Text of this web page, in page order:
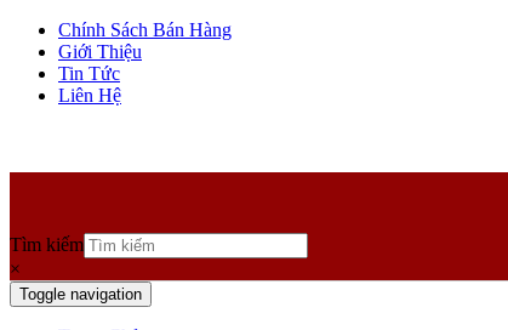
Chính Sách Bán Hàng
Giới Thiệu
Tin Tức
Liên Hệ
Tìm kiếm
×
Toggle navigation